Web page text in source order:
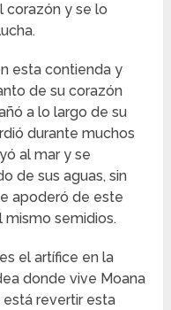
corazón y se lo
esta contienda y
de su corazón
a lo largo de su
durante muchos
al mar y se
de sus aguas, sin
apoderó de este
semidios.
el artífice en la
donde vive Moana
está revertir esta